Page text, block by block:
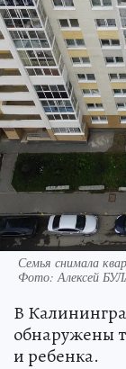
Семья снимала
Фото: Алексей
В
обнаружены
и ребенка.